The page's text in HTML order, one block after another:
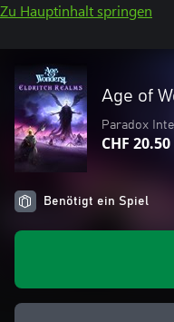
Zu Hauptinhalt springen
Age of
Paradox
CHF 20.50
Benötigt ein Spiel